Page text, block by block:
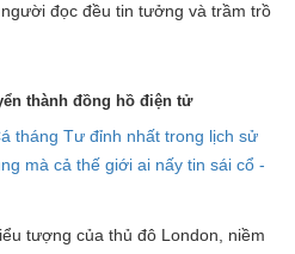
đọc đều tin tưởng và trầm trồ
thành đồng hồ điện tử
tượng của thủ đô London, niềm